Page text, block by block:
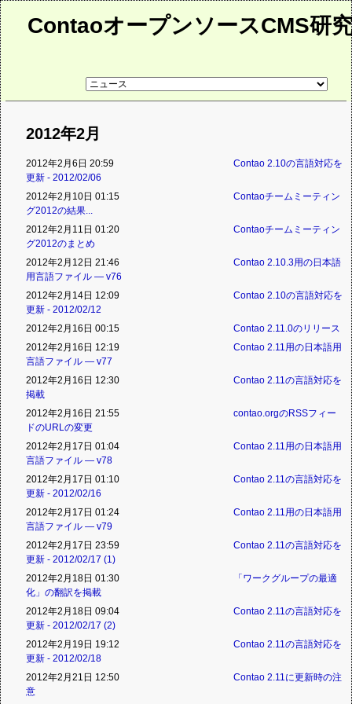
ContaoオープンソースCMS研
リ
ペ
ー
2012年2月
2012年2月6日 20:59
Contao 2.10の言語対応を
更新 - 2012/02/06
2012年2月10日 01:15
Contaoチームミーティン
グ2012の結果...
2012年2月11日 01:20
Contaoチームミーティン
グ2012のまとめ
2012年2月12日 21:46
Contao 2.10.3用の日本語
用言語ファイル ― v76
2012年2月14日 12:09
Contao 2.10の言語対応を
更新 - 2012/02/12
2012年2月16日 00:15
Contao 2.11.0のリリース
2012年2月16日 12:19
Contao 2.11用の日本語用
言語ファイル ― v77
2012年2月16日 12:30
Contao 2.11の言語対応を
掲載
2012年2月16日 21:55
contao.orgのRSSフィー
ドのURLの変更
2012年2月17日 01:04
Contao 2.11用の日本語用
言語ファイル ― v78
2012年2月17日 01:10
Contao 2.11の言語対応を
更新 - 2012/02/16
2012年2月17日 01:24
Contao 2.11用の日本語用
言語ファイル ― v79
2012年2月17日 23:59
Contao 2.11の言語対応を
更新 - 2012/02/17 (1)
2012年2月18日 01:30
「ワークグループの最適
化」の翻訳を掲載
2012年2月18日 09:04
Contao 2.11の言語対応を
更新 - 2012/02/17 (2)
2012年2月19日 19:12
Contao 2.11の言語対応を
更新 - 2012/02/18
2012年2月21日 12:50
Contao 2.11に更新時の注
意